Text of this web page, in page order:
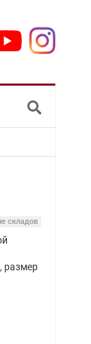
складов
размер